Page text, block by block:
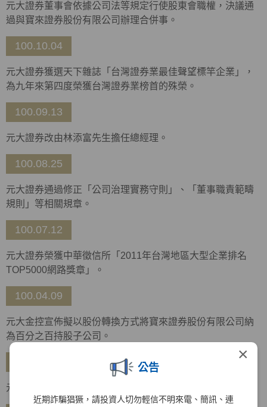
×
公告
近期詐騙猖獗，請投資人切勿輕信不明來電、簡訊、連
元大證券董事會依據公司法等規定行使股東會職權，決議通
過與寶來證券股份有限公司辦理合併事。
100.10.04
元大證券獲選天下雜誌「台灣證券業最佳聲望標竿企業」，
為九年來第四度榮獲台灣證券業榜首的殊榮。
100.09.13
元大證券改由林添富先生擔任總經理。
100.08.25
元大證券通過修正「公司治理實務守則」、「董事職責範疇
規則」等相關規章。
100.07.12
元大證券榮獲中華徵信所「2011年台灣地區大型企業排名
TOP5000網路獎章」。
100.04.09
元大金控宣佈擬以股份轉換方式將寶來證券股份有限公司納
為百分之百持股子公司。
元大金控通過「企業社會責任政策及管理規則」。